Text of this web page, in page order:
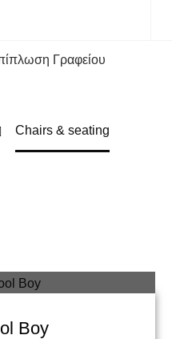
Chairs & seating
Boy